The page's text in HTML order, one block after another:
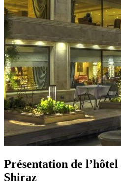
Présentation de
Shiraz